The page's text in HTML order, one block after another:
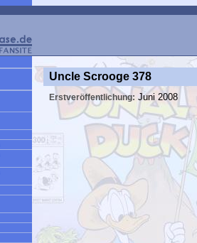
Uncle Scrooge 378
Erstveröffentlichung: Juni 2008